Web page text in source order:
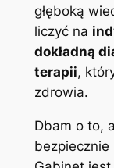
głęboką
liczyć na
dokładną
terapii,
zdrowia.
Dbam o to,